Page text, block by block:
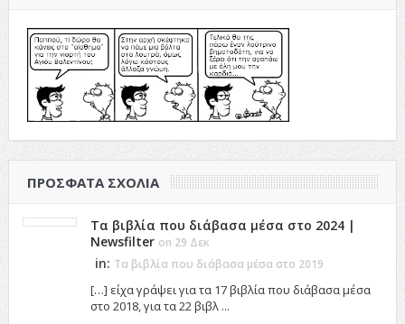
ΠΡΌΣΦΑΤΑ ΣΧΌΛΙΑ
Τα βιβλία που διάβασα μέσα στο 2024 |
Newsfilter on 29 Δεκ
in: Τα βιβλία που διάβασα μέσα στο 2019
[…] είχα γράψει για τα 17 βιβλία που διάβασα μέσα
στο 2018, για τα 22 βιβλ ...